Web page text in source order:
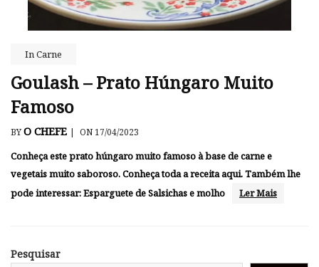
InCarne
Goulash – Prato Húngaro Muito
Famoso
BYO CHEFE | ON 17/04/2023
Conheça este prato húngaro muito famoso à base de carne e
vegetais muito saboroso. Conheça toda a receita aqui. Também lhe
pode interessar: Esparguete de Salsichas e molho
Ler Mais
Pesquisar